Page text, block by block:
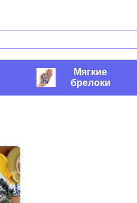
Мягкие
брелоки